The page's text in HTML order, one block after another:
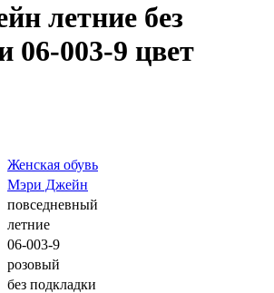
летние без
06-003-9 цвет
Женская обувь
Мэри Джейн
повседневный
летние
06-003-9
розовый
без подкладки